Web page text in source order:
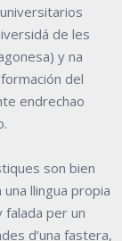
de les
y na
del
endrechao
son bien
llingua propia
falada per un
d’una fastera,